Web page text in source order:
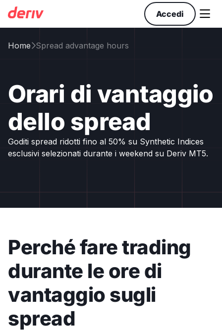
Accedi 
HomeSpread advantage hours
Orari di vantaggio
dello spread
Goditi spread ridotti fino al 50% su Synthetic Indices
esclusivi selezionati durante i weekend su Deriv MT5.
Perché fare trading
durante le ore di
vantaggio sugli
spread